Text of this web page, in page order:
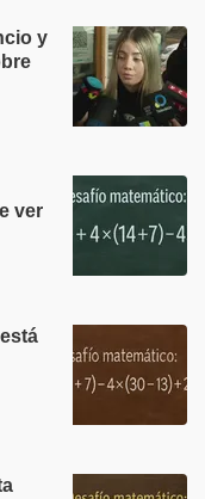
y
ver